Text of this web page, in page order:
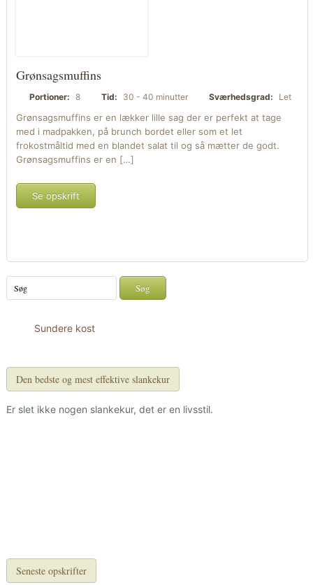
Grønsagsmuffins
Portioner: 8 Tid: 30 - 40 minutter Sværhedsgrad: Let
Grønsagsmuffins er en lækker lille sag der er perfekt at tage
med i madpakken, på brunch bordet eller som et let
frokostmåltid med en blandet salat til og så mætter de godt.
Grønsagsmuffins er en […]
Se opskrift
Sundere kost
Den bedste og mest effektive slankekur
Er slet ikke nogen slankekur, det er en livsstil.
Seneste opskrifter